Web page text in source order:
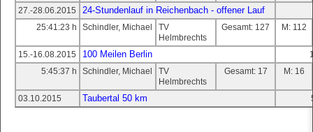
27.-28.06.2015 24-Stundenlauf in Reichenbach - offener Lauf
25:41:23 h Schindler, Michael
TV
Helmbrechts
Gesamt: 127 M: 112
15.-16.08.2015 100 Meilen Berlin
5:45:37 h
Schindler, Michael
TV
Helmbrechts
Gesamt: 17 M: 16
03.10.2015 Taubertal 50 km